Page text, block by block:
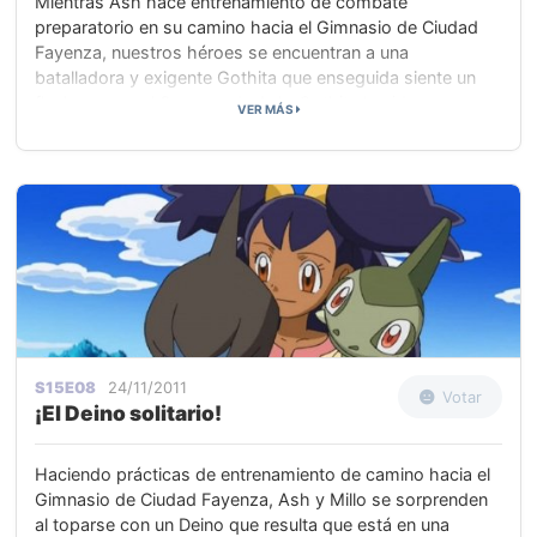
preparatorio en su camino hacia el Gimnasio de Ciudad
Fayenza, nuestros héroes se encuentran a una
batalladora y exigente Gothita que enseguida siente un
flechazo por el Scraggy de Ash. Gothita le pide a
Pokémon por Scraggy, pero cuando le pregunta a Ash si
entonces desafía a Ash a un combate. Si él gana, se
queda con Scraggy, pero si pierde, Scraggy será de
Katharine. Tras meterse un rato con Ash, por fin accede.
VER MÁS
S15E08 24/11/2011
¡El Deino solitario!
Votar
Haciendo prácticas de entrenamiento de camino hacia el
Gimnasio de Ciudad Fayenza, Ash y Millo se sorprenden
al toparse con un Deino que resulta que está en una